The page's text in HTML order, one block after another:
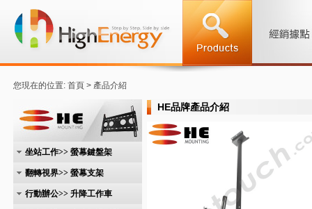
您現在的位置: 首頁 > 產品介紹
坐站工作>> 螢幕鍵盤架
翻轉視界>> 螢幕支架
行動辦公>> 升降工作車
HE品牌產品介紹